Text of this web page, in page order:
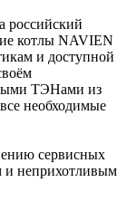
российский
котлы NAVIEN
и доступной
ТЭНами из
необходимые
сервисных
и неприхотливым